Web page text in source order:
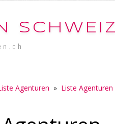
SCHWEIZ
Agenturen » Liste